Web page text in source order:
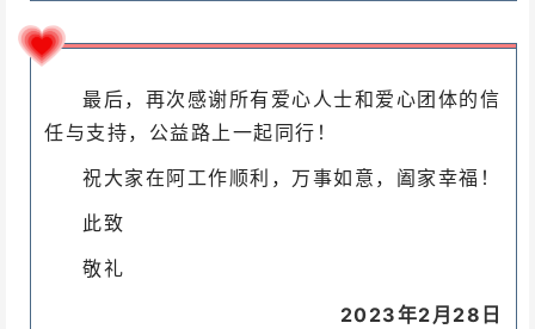
最后，再次感谢所有爱心人士和爱心团体的信
任与支持，公益路上一起同行！
祝大家在阿工作顺利， 万事如意，阖家幸福！
此致
敬礼
2023年2月28日